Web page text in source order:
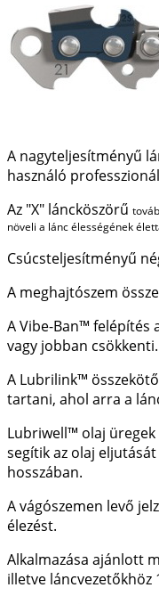
A nagyteljesítményű
használó
Az "X" láncköszörű
növeli a lánc élességének
Csúcsteljesítményű
A meghajtószem
A Vibe-Ban™ felépítés
vagy jobban csökkenti.
A Lubrilink™
tartani, ahol arra a
Lubriwell™ olaj üregek
segítik az olaj
hosszában.
A vágószemen levő
élezést.
Alkalmazása ajánlott
illetve láncvezetőkhöz